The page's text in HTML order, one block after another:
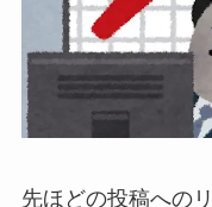
先ほどの投稿への